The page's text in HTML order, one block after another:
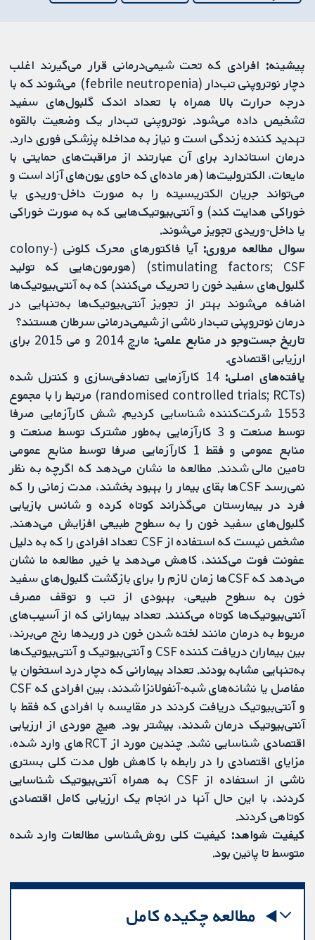
پیشینه: افرادی که تحت شیمی‌درمانی قرار می‌گیرند اغلب
دچار نوتروپنی تب‌دار (febrile neutropenia) می‌شوند که با
درجه حرارت بالا همراه با تعداد اندک گلبول‌های سفید
تشخیص داده می‌شود. نوتروپنی تب‌دار یک وضعیت بالقوه
تهدید کننده زندگی است و نیاز به مداخله پزشکی فوری دارد.
درمان استاندارد برای آن عبارتند از مراقبت‌های حمایتی با
مایعات، الکترولیت‌ها (هر ماده‌ای که حاوی یون‌های آزاد است و
می‌تواند جریان الکتریسیته را به صورت داخل-وریدی یا
خوراکی هدایت کند) و آنتی‌بیوتیک‌هایی که به صورت خوراکی
یا داخل-وریدی تجویز می‌شوند.
سوال مطالعه مروری:
آیا فاکتورهای محرک کلونی (colony-
stimulating factors; CSF) (هورمون‌هایی که تولید
گلبول‌های سفید خون را تحریک می‌کنند) که به آنتی‌بیوتیک‌ها
اضافه می‌شوند بهتر از تجویز آنتی‌بیوتیک‌ها به‌تنهایی در
درمان نوتروپنی تب‌دار ناشی از شیمی‌درمانی سرطان هستند؟
تاریخ جست‌وجو در منابع علمی:
مارچ 2014 و می 2015 برای
ارزیابی اقتصادی.
یافته‌های اصلی:
14 کارآزمایی تصادفی‌سازی و کنترل شده
(randomised controlled trials; RCTs) مرتبط را با مجموع
1553 شرکت‌کننده شناسایی کردیم. شش کارآزمایی صرفا
توسط صنعت و 3 کارآزمایی به‌طور مشترک توسط صنعت و
منابع عمومی و فقط 1 کارآزمایی صرفا توسط منابع عمومی
تامین مالی شدند. مطالعه ما نشان می‌دهد که اگرچه به نظر
نمی‌رسد CSFها بقای بیمار را بهبود بخشند، مدت زمانی را که
فرد در بیمارستان می‌گذراند کوتاه کرده و شانس بازیابی
گلبول‌های سفید خون را به سطوح طبیعی افزایش می‌دهند.
مشخص نیست که استفاده از CSF تعداد افرادی را که به دلیل
عفونت فوت می‌کنند، کاهش می‌دهد یا خیر. مطالعه ما نشان
می‌دهد که CSF‌ها زمان لازم را برای بازگشت گلبول‌های سفید
خون به سطوح طبیعی، بهبودی از تب و توقف مصرف
آنتی‌بیوتیک‌ها کوتاه می‌کنند. تعداد بیمارانی که از آسیب‌های
مربوط به درمان مانند لخته شدن خون در وریدها رنج می‌برند،
بین بیماران دریافت کننده CSF و آنتی‌بیوتیک و آنتی‌بیوتیک‌ها
به‌تنهایی مشابه بودند. تعداد بیمارانی که دچار درد استخوان یا
مفاصل یا نشانه‌های شبه-آنفولانزا شدند، بین افرادی که CSF
و آنتی‌بیوتیک دریافت ‌کردند در مقایسه با افرادی که فقط با
آنتی‌بیوتیک درمان شدند، بیشتر بود. هیچ موردی از ارزیابی
اقتصادی شناسایی نشد. چندین مورد از RCTهای وارد شده،
مزایای اقتصادی را در رابطه با کاهش طول مدت کلی بستری
ناشی از استفاده از CSF به همراه آنتی‌بیوتیک شناسایی
کردند، با این حال آنها در انجام یک ارزیابی کامل اقتصادی
کوتاهی کردند.
کیفیت شواهد: کیفیت کلی روش‌شناسی مطالعات وارد شده
متوسط تا پائین بود.
مطالعه چکیده کامل